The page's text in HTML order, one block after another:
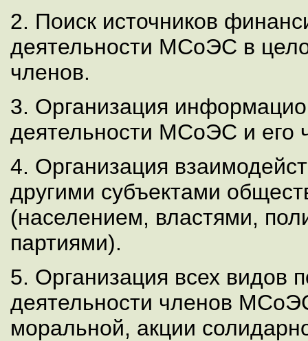
2. Поиск источников
деятельности МСоЭС в
членов.
3. Организация
деятельности МСоЭС и его
4. Организация
другими субъектами
(населением, властями,
партиями).
5. Организация всех видов
деятельности членов
моральной, акции